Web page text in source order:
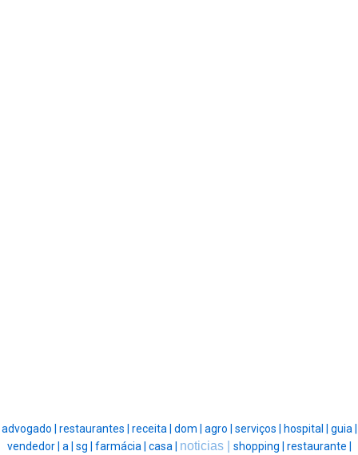
advogado | restaurantes | receita | dom | agro | serviços | hospital | guia |
vendedor | a | sg | farmácia | casa | noticias | shopping | restaurante |